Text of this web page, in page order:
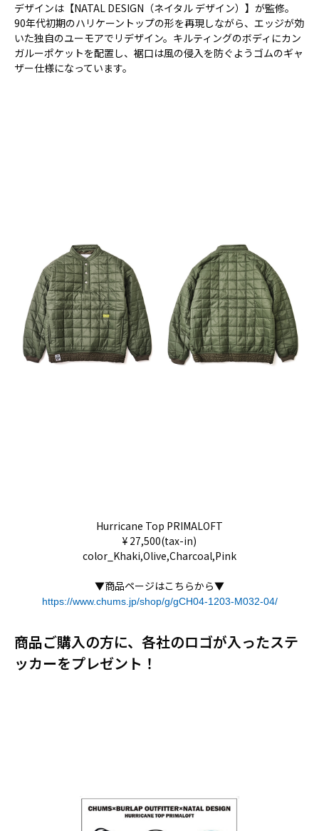
デザインは【NATAL DESIGN（ネイタル デザイン）】が監修。
90年代初期のハリケーントップの形を再現しながら、エッジが効
いた独自のユーモアでリデザイン。キルティングのボディにカン
ガルーポケットを配置し、裾口は風の侵入を防ぐようゴムのギャ
ザー仕様になっています。
Hurricane Top PRIMALOFT
¥ 27,500(tax-in)
color_Khaki,Olive,Charcoal,Pink
▼商品ページはこちらから▼
https://www.chums.jp/shop/g/gCH04-1203-M032-04/
商品ご購入の方に、各社のロゴが入ったステ
ッカーをプレゼント！